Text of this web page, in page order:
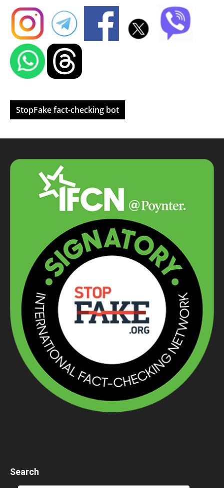
StopFake fact-checking bot
Search